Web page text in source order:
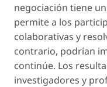
negociación tiene
permite a los
colaborativas y
contrario, podrían
continúe. Los
investigadores y